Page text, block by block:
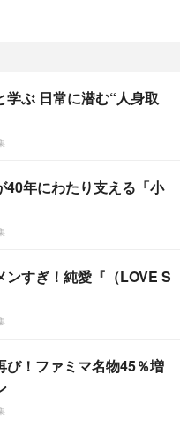
学ぶ 日常に潜む“人身取
40年にわたり支える「小
ンすぎ！純愛『（LOVE S
び！ファミマ名物45％増